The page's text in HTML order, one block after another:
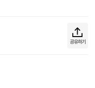
공유하기